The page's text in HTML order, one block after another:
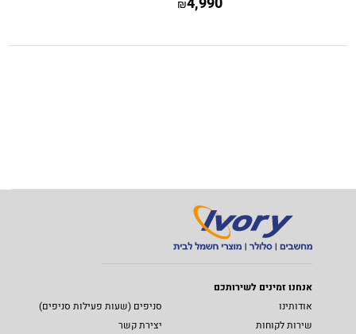
₪
אנחנו זמינים לשירותכם
אודותינו
סניפים (שעות פעילות סניפים)
שירות לקוחות
יצירת קשר